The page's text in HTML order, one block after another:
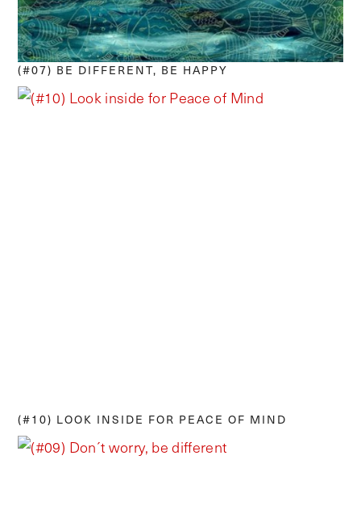
(#07) BE DIFFERENT, BE HAPPY
(#10) LOOK INSIDE FOR PEACE OF MIND